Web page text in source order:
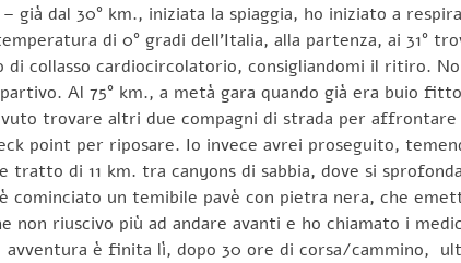
dal 30° km., iniziata la spiaggia, ho iniziato a
di 0° gradi dell’Italia, alla partenza, ai 31°
di collasso cardiocircolatorio, consigliandomi il ritiro.
Al 75° km., a metà gara quando già era buio
trovare altri due compagni di strada per
point per riposare. Io invece avrei proseguito,
di 11 km. tra canyons di sabbia, dove si
un temibile pavè con pietra nera, che
non riuscivo più ad andare avanti e ho chiamato i
è finita lì, dopo 30 ore di corsa/cammino,